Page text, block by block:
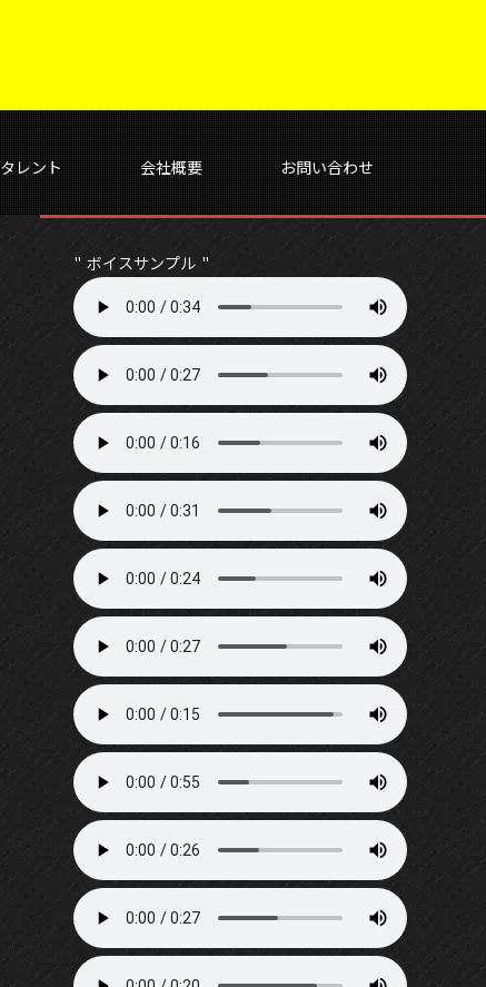
タレント 会社概要 お問い合わせ
ボイスサンプル